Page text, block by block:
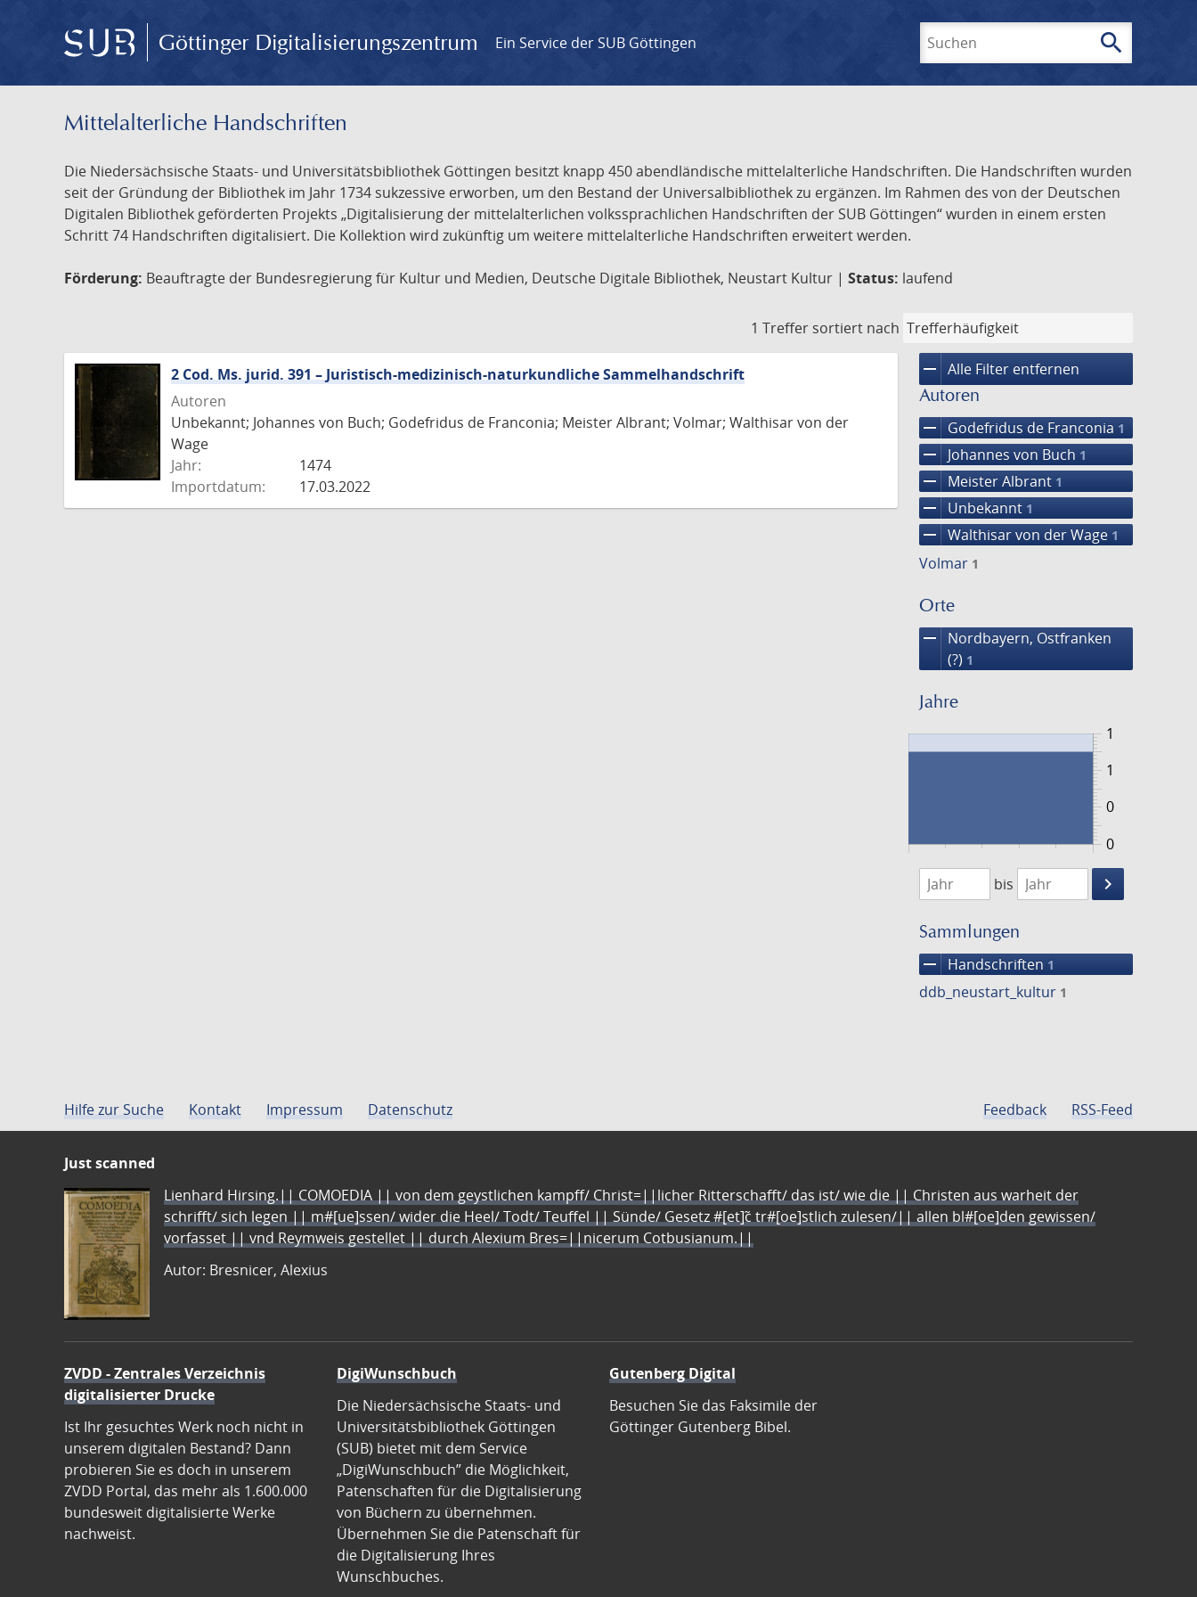
Göttinger Digitalisierungszentrum Ein Service der SUB Göttingen search
Mittelalterliche Handschriften
Die Niedersächsische Staats- und Universitätsbibliothek Göttingen besitzt knapp 450 abendländische mittelalterliche Handschriften. Die Handschriften wurden
seit der Gründung der Bibliothek im Jahr 1734 sukzessive erworben, um den Bestand der Universalbibliothek zu ergänzen. Im Rahmen des von der Deutschen
Digitalen Bibliothek geförderten Projekts „Digitalisierung der mittelalterlichen volkssprachlichen Handschriften der SUB Göttingen“ wurden in einem ersten
Schritt 74 Handschriften digitalisiert. Die Kollektion wird zukünftig um weitere mittelalterliche Handschriften erweitert werden.
Förderung: Beauftragte der Bundesregierung für Kultur und Medien, Deutsche Digitale Bibliothek, Neustart Kultur | Status: laufend
1 Treffer sortiert nach
remove Alle Filter entfernen
Autoren
remove Godefridus de Franconia 1
remove Johannes von Buch 1
remove Meister Albrant 1
remove Unbekannt 1
remove Walthisar von der Wage 1
Volmar 1
Orte
remove
Nordbayern, Ostfranken
(?) 1
Jahre
0
1
0
1
1474
1475
bis
keyboard_arrow_right
Suche
Sammlungen
remove Handschriften 1
ddb_neustart_kultur 1
2 Cod. Ms. jurid. 391 – Juristisch-medizinisch-naturkundliche Sammelhandschrift
Autoren
Unbekannt; Johannes von Buch; Godefridus de Franconia; Meister Albrant; Volmar; Walthisar von der
Wage
Jahr:
1474
Importdatum:
17.03.2022
Hilfe zur Suche Kontakt Impressum Datenschutz Feedback RSS-Feed
Just scanned
Lienhard Hirsing.|| COMOEDIA || von dem geystlichen kampff/ Christ=||licher Ritterschafft/ das ist/ wie die || Christen aus warheit der
schrifft/ sich legen || m#[ue]ssen/ wider die Heel/ Todt/ Teuffel || Sünde/ Gesetz #[et]c̃ tr#[oe]stlich zulesen/|| allen bl#[oe]den gewissen/
vorfasset || vnd Reymweis gestellet || durch Alexium Bres=||nicerum Cotbusianum.||
Autor: Bresnicer, Alexius
ZVDD - Zentrales Verzeichnis
digitalisierter Drucke
Ist Ihr gesuchtes Werk noch nicht in
unserem digitalen Bestand? Dann
probieren Sie es doch in unserem
ZVDD Portal, das mehr als 1.600.000
bundesweit digitalisierte Werke
nachweist.
DigiWunschbuch
Die Niedersächsische Staats- und
Universitätsbibliothek Göttingen
(SUB) bietet mit dem Service
„DigiWunschbuch” die Möglichkeit,
Patenschaften für die Digitalisierung
von Büchern zu übernehmen.
Übernehmen Sie die Patenschaft für
die Digitalisierung Ihres
Wunschbuches.
Gutenberg Digital
Besuchen Sie das Faksimile der
Göttinger Gutenberg Bibel.